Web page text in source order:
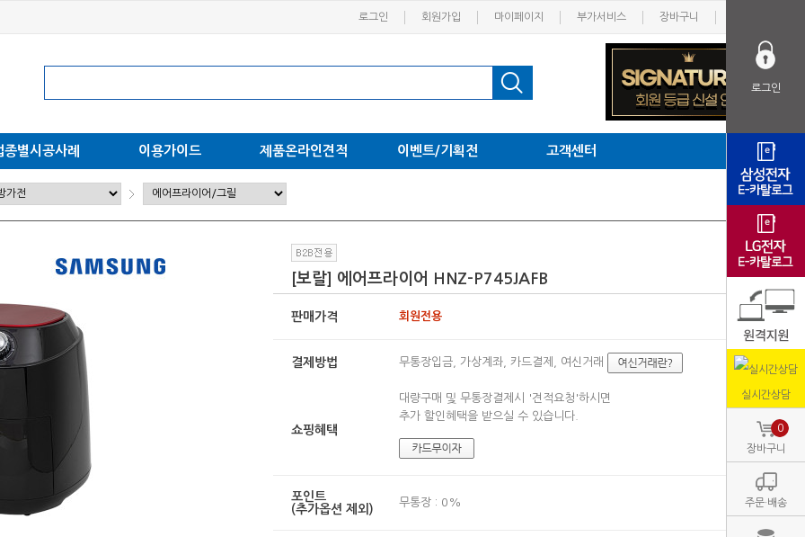
로그인 회원가입 마이페이지 부가서비스 장바구니
종별시공사례 이용가이드 제품온라인견적 이벤트/기획전 고객센터
로그인
실시간상담
0
장바구니
주문·배송
[보랄] 에어프라이어 HNZ-P745JAFB
판매가격 회원전용
결제방법 무통장입금, 가상계좌, 카드결제, 여신거래
쇼핑혜택
대량구매 및 무통장결제시 '견적요청'하시면
추가 할인혜택을 받으실 수 있습니다.
포인트
(추가옵션 제외)
무통장 : 0%